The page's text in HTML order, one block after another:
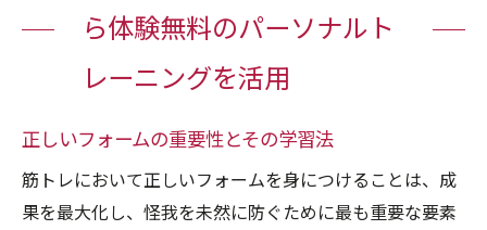
ら体験無料のパーソナルト
レーニングを活用
正しいフォームの重要性とその学習法
筋トレにおいて正しいフォームを身につけることは、成
果を最大化し、怪我を未然に防ぐために最も重要な要素